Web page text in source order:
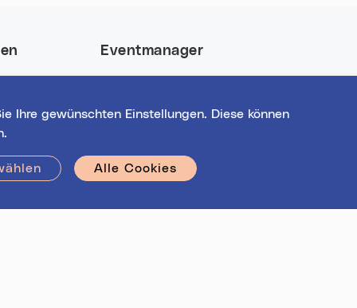
Ihre gewünschten Einstellungen. Diese können
Alle Cookies
Eventmanager
Noch nicht registriert?
Veranstalter*innen!